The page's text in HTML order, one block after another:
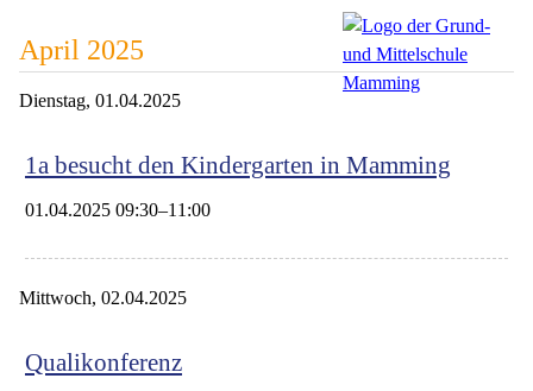
April 2025
Dienstag, 01.04.2025
1a besucht den Kindergarten in Mamming
01.04.2025 09:30–11:00
Mittwoch, 02.04.2025
Qualikonferenz